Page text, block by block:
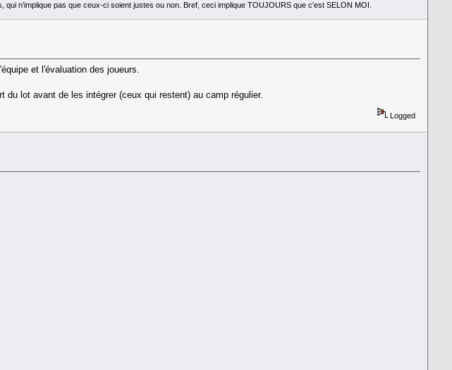
n’implique pas que ceux-ci soient justes ou non. Bref, ceci implique TOUJOURS que c'est SELON MOI.
et l'évaluation des joueurs.
lot avant de les intégrer (ceux qui restent) au camp régulier.
Logged